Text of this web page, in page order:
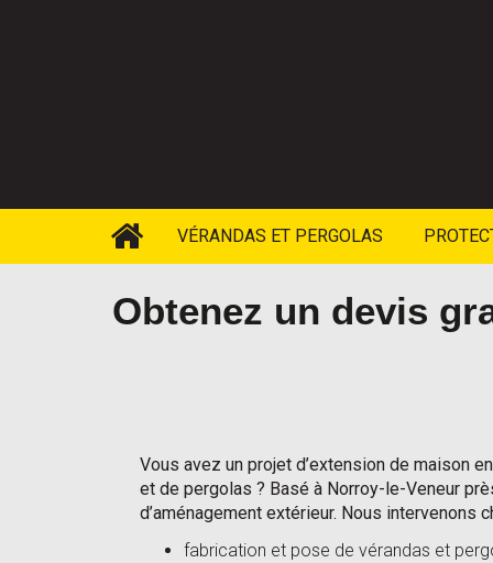
VÉRANDAS ET PERGOLAS
Obtenez un devis
Vous avez un projet d’extension de maison
et de pergolas ? Basé à Norroy-le-Veneur
d’aménagement extérieur. Nous
fabrication et pose de vérandas et